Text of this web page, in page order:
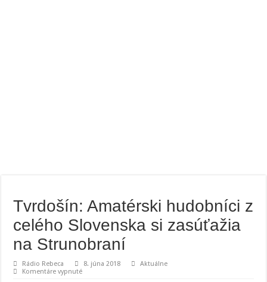
Tvrdošín: Amatérski hudobníci z
celého Slovenska si zasúťažia
na Strunobraní
Rádio Rebeca 8. júna 2018
Aktuálne
Komentáre vypnuténa